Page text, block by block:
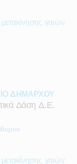
γαιών
ΔΗΜΑΡΧΟΥ
Δάση Δ.ε.
γαιών